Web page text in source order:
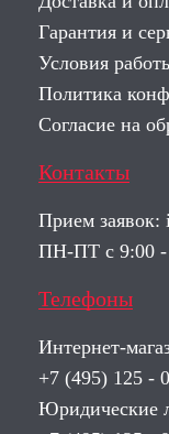
Гарантия и
Условия
Политика
Согласие на
Контакты
Прием заявок:
ПН-ПТ с 9:00 -
Телефоны
Интернет-
+7 (495) 125 -
Юридические